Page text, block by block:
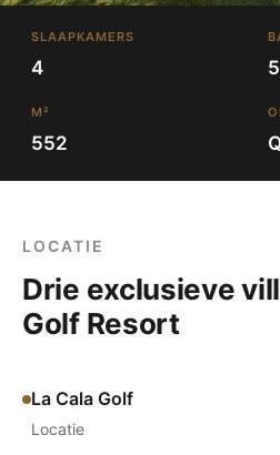
SLAAPKAMERS
4 5
M²
552
LOCATIE
Drie exclusieve
Golf Resort
La Cala Golf
Locatie